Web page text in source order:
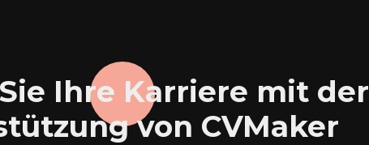
Ihre Karriere mit der
von CVMaker